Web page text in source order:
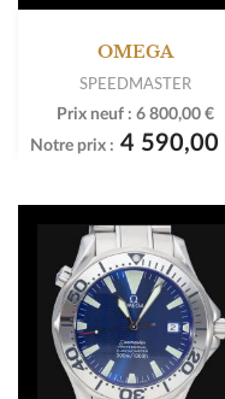
OMEGA
SPEEDMASTER
Prix neuf : 6 800,00 €
Notre prix : 4 590,00